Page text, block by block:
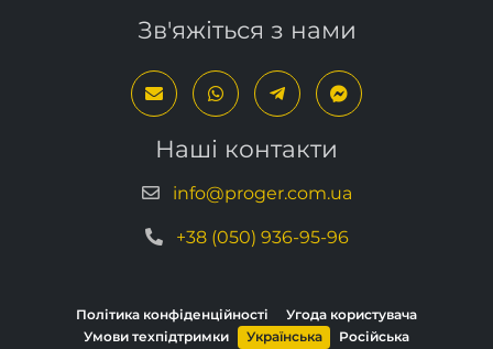
Зв'яжіться з нами
Наші контакти
info@proger.com.ua
+38 (050) 936-95-96
Політика конфіденційності
Угода користувача
Умови техпідтримки
Українська Російська